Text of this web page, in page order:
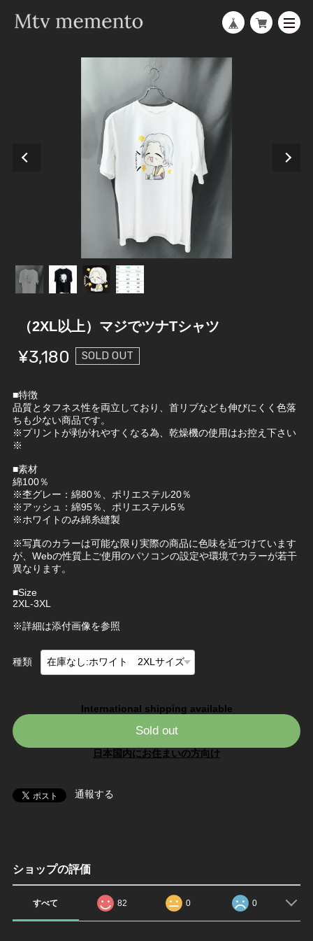
（2XL以上）マジでツナTシャツ
¥3,180 SOLD OUT
■特徴
品質とタフネス性を両立しており、首リブなども伸びにくく色落
ちも少ない商品です。
※プリントが剥がれやすくなる為、乾燥機の使用はお控え下さい
※
■素材
綿100％
※杢グレー：綿80％、ポリエステル20％
※アッシュ：綿95％、ポリエステル5％
※ホワイトのみ綿糸縫製
※写真のカラーは可能な限り実際の商品に色味を近づけています
が、Webの性質上ご使用のパソコンの設定や環境でカラーが若干
異なります。
■Size
2XL-3XL
※詳細は添付画像を参照
種類
International shipping available
Sold out
日本国内にお住まいの方向け
通報する
ショップの評価
すべて 82 0 0